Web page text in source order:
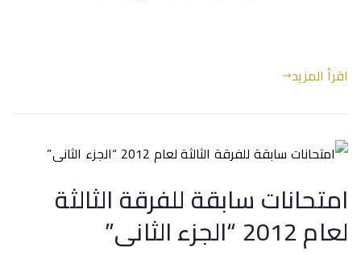
اقرأ المزيد
امتحانات سابقة للفرقة الثالثة
لعام 2012 “الجزء الثانى”